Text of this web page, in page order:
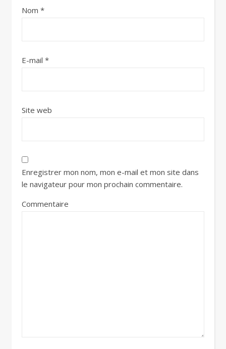
Nom *
E-mail *
Site web
Enregistrer mon nom, mon e-mail et mon site dans
le navigateur pour mon prochain commentaire.
Commentaire